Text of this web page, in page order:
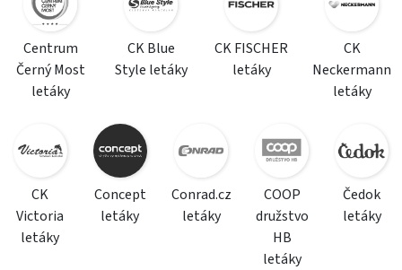
Centrum
Černý Most
letáky
CK Blue
Style letáky
CK FISCHER
letáky
CK
Neckermann
letáky
CK
Victoria
letáky
Concept
letáky
Conrad.cz
letáky
COOP
družstvo
HB
letáky
Čedok
letáky